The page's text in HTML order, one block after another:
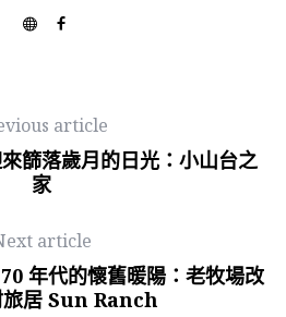
article
篩落歲月的日光：小山台之
家
article
年代的懷舊暖陽：老牧場改
旅居 Sun Ranch